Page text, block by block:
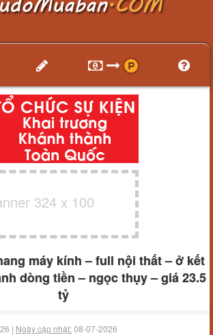
324 x 100
máy kính – full nội thất – ở kết
dòng tiền – ngọc thụy – giá 23.5
tỷ
| Ngày cập nhật:08-07-2026